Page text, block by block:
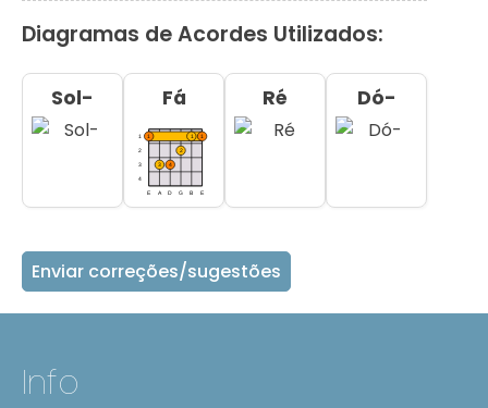
Diagramas de Acordes Utilizados:
Sol- Fá Ré Dó-
Enviar correções/sugestões
Info